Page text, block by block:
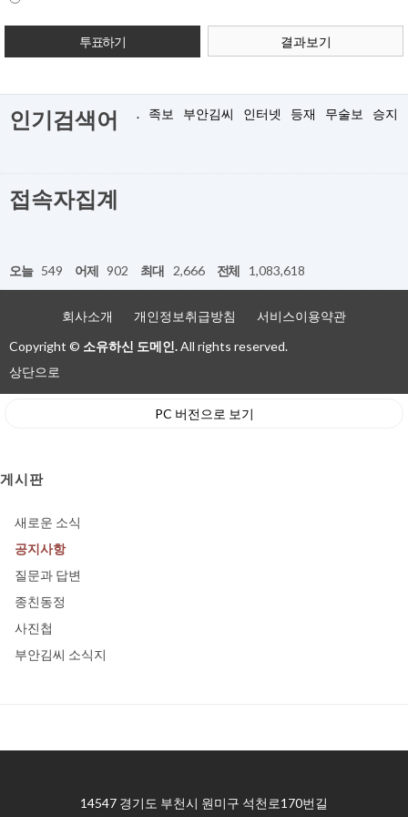
결과보기
인기검색어 . 족보 부안김씨 인터넷 등재 무술보 승지
접속자집계
오늘 549 어제 902 최대 2,666 전체 1,083,618
회사소개 개인정보취급방침
서비스이용약관
Copyright © 소유하신 도메인.All rights reserved.
상단으로
PC 버전으로 보기
게시판
새로운 소식
공지사항
질문과 답변
종친동정
사진첩
부안김씨 소식지
14547 경기도 부천시 원미구 석천로170번길